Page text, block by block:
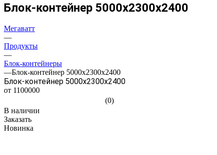
Блок-контейнер 5000х2300х2400
Мегаватт
—
Продукты
—
Блок-контейнеры
—Блок-контейнер 5000х2300х2400
Блок-контейнер 5000х2300х2400
от 1100000
(0)
В наличии
Заказать
Новинка